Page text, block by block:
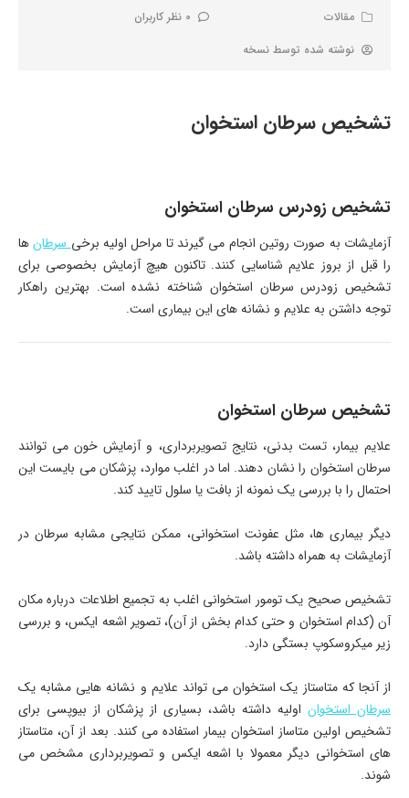
مقالات
0 نظر کاربران
نوشته شده توسط نسخه
تشخیص سرطان استخوان
تشخیص زودرس سرطان استخوان
آزمایشات به صورت روتین انجام می گیرند تا مراحل اولیه برخیسرطانها
را قبل از بروز علایم شناسایی کنند. تاکنون هیچ آزمایش بخصوصی برای
تشخیص زودرس سرطان استخوان شناخته نشده است. بهترین راهکار
توجه داشتن به علایم و نشانه های این بیماری است.
تشخیص سرطان استخوان
علایم بیمار، تست بدنی، نتایج تصویربرداری، و آزمایش خون می توانند
سرطان استخوان را نشان دهند. اما در اغلب موارد، پزشکان می بایست این
احتمال را با بررسی یک نمونه از بافت یا سلول تایید کند.
دیگر بیماری ها، مثل عفونت استخوانی، ممکن نتایجی مشابه سرطان در
آزمایشات به همراه داشته باشد.
تشخیص صحیح یک تومور استخوانی اغلب به تجمیع اطلاعات درباره مکان
آن (کدام استخوان و حتی کدام بخش از آن)، تصویر اشعه ایکس، و بررسی
زیر میکروسکوپ بستگی دارد.
از آنجا که متاستاز یک استخوان می تواند علایم و نشانه هایی مشابه یک
سرطان استخوان اولیه داشته باشد، بسیاری از پزشکان از بیوپسی برای
تشخیص اولین متاساز استخوان بیمار استفاده می کنند. بعد از آن، متاستاز
های استخوانی دیگر معمولا با اشعه ایکس و تصویربرداری مشخص می
شوند.